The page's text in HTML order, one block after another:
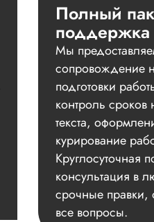
Полный
Мы
сопровождение
подготовки
контроль сроков
текста,
курирование
Круглосуточная
консультация в
срочные правки,
все вопросы.